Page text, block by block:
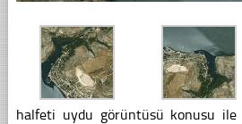
halfeti uydu görüntüsü konusu